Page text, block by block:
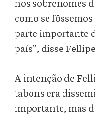
nos sobrenomes
como se
parte importante
país”, disse
A intenção de
tabons era
importante, mas